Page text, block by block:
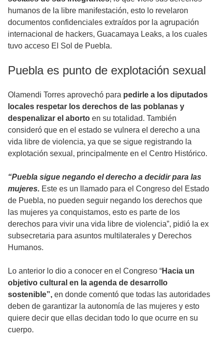
humanos de la libre manifestación, esto lo revelaron
documentos confidenciales extraídos por la agrupación
internacional de hackers, Guacamaya Leaks, a los cuales
tuvo acceso El Sol de Puebla.
Puebla es punto de explotación sexual
Olamendi Torres aprovechó para pedirle a los diputados
locales respetar los derechos de las poblanas y
despenalizar el aborto en su totalidad. También
consideró que en el estado se vulnera el derecho a una
vida libre de violencia, ya que se sigue registrando la
explotación sexual, principalmente en el Centro Histórico.
“Puebla sigue negando el derecho a decidir para las
mujeres. Este es un llamado para el Congreso del Estado
de Puebla, no pueden seguir negando los derechos que
las mujeres ya conquistamos, esto es parte de los
derechos para vivir una vida libre de violencia”, pidió la ex
subsecretaria para asuntos multilaterales y Derechos
Humanos.
Lo anterior lo dio a conocer en el Congreso “Hacia un
objetivo cultural en la agenda de desarrollo
sostenible”, en donde comentó que todas las autoridades
deben de garantizar la autonomía de las mujeres y esto
quiere decir que ellas decidan todo lo que ocurre en su
cuerpo.